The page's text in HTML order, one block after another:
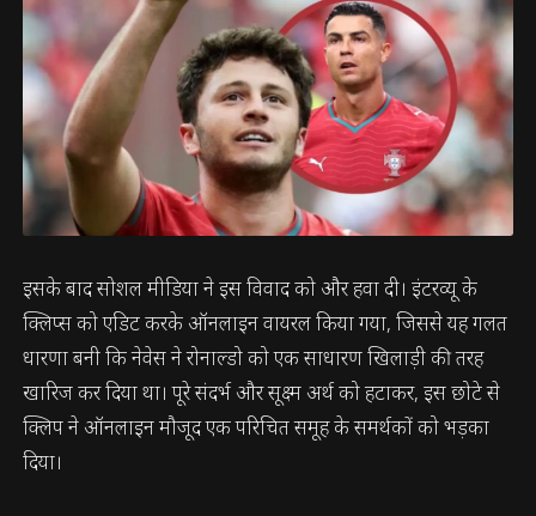
इसके बाद सोशल मीडिया ने इस विवाद को और हवा दी। इंटरव्यू के
क्लिप्स को एडिट करके ऑनलाइन वायरल किया गया, जिससे यह गलत
धारणा बनी कि नेवेस ने रोनाल्डो को एक साधारण खिलाड़ी की तरह
खारिज कर दिया था। पूरे संदर्भ और सूक्ष्म अर्थ को हटाकर, इस छोटे से
क्लिप ने ऑनलाइन मौजूद एक परिचित समूह के समर्थकों को भड़का
दिया।